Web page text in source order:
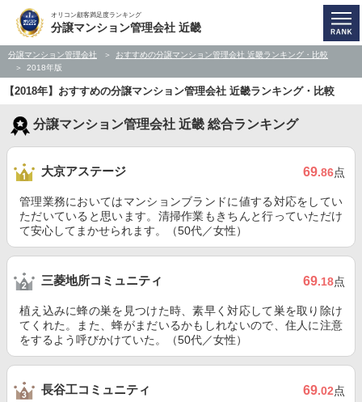
オリコン顧客満足度ランキング
分譲マンション管理会社 近畿
分譲マンション管理会社
おすすめの分譲マンション管理会社 近畿ランキング・比較
2018年版
【2018年】おすすめの分譲マンション管理会社 近畿ランキング・比較
分譲マンション管理会社 近畿 総合ランキング
大京アステージ 69.86点
管理業務においてはマンションブランドに値する対応をしてい
ただいていると思います。清掃作業もきちんと行っていただけ
て安心してまかせられます。（50代／女性）
三菱地所コミュニティ 69.18点
植え込みに蜂の巣を見つけた時、素早く対応して巣を取り除け
てくれた。また、蜂がまだいるかもしれないので、住人に注意
をするよう呼びかけていた。（50代／女性）
長谷工コミュニティ 69.02点